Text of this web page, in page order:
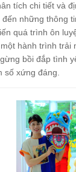
tích chi tiết và
những thông
quá trình ôn
hành trình trải
bồi đắp tình
số xứng đáng.